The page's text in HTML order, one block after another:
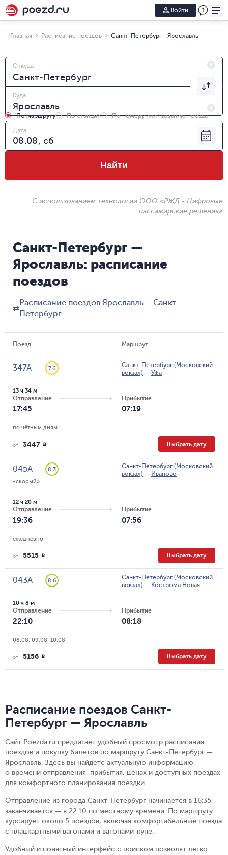
Войти
Главная Расписание поездов Санкт-Петербург - Ярославль
Откуда
Куда
По маршруту По станции
По номеру или названию поезда
Дата
Найти
С использованием технологии ООО «РЖД - Цифровые
пассажирские решения»
Санкт-Петербург —
Ярославль: расписание
поездов
⇄
Расписание поездов Ярославль – Санкт-
Петербург
Поезд Маршрут
347А 7.6
Санкт-Петербург (Московский
вокзал) — Уфа
Отправление
17:45
13 ч 34 м
Прибытие
07:19
по чётным дням
от 3447 R Выбрать дату
045А
8.3
«скорый»
Санкт-Петербург (Московский
вокзал) — Иваново
Отправление
19:36
12 ч 20 м
Прибытие
07:56
ежедневно
от 5515 R Выбрать дату
043А 8.6
Санкт-Петербург (Московский
вокзал) — Кострома Новая
Отправление
22:10
10 ч 8 м
Прибытие
08:18
08.08, 09.08, 10.08
от 5156 R Выбрать дату
Расписание поездов Санкт-
Петербург — Ярославль
Сайт Poezda.ru предлагает удобный просмотр расписания
поездов и покупку билетов по маршруту Санкт-Петербург —
Ярославль. Здесь вы найдете актуальную информацию
о времени отправления, прибытия, ценах и доступных поездах
для комфортного планирования поездки.
Отправление из города Санкт-Петербург начинается в 16:35,
заканчивается — в 22:10 по местному времени. По маршруту
курсирует около 5 поездов, включая комфортабельные поезда
с плацкартными вагонами и вагонами-купе.
Удобный и понятный интерфейс с поиском позволят легко